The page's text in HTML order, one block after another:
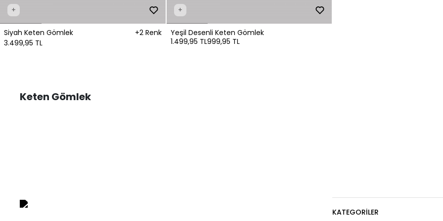
+
Siyah Keten Gömlek
+2 Renk
3.499,95 TL
+
Yeşil Desenli Keten Gömlek
1.499,95 TL999,95 TL
Keten Gömlek
KATEGORILER